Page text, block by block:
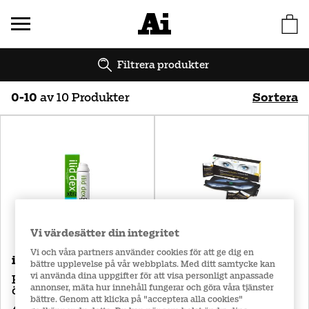
Filtrera produkter
0-10 av 10 Produkter Sortera
Namn (Ö-A) Pris (Lågt till högt)
Pris (Högt till lågt)
ilid dex Xtra
Rengöringsskum för
ögonlock
The Eye Doctor
Premium
Värmemask
Vi värdesätter din integritet
Vi och våra partners använder cookies för att ge dig en
bättre upplevelse på vår webbplats. Med ditt samtycke kan
vi använda dina uppgifter för att visa personligt anpassade
annonser, mäta hur innehåll fungerar och göra våra tjänster
bättre. Genom att klicka på "acceptera alla cookies"